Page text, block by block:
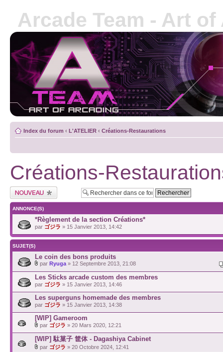
Arcade Team - Art
Index du forum ‹ L'ATELIER ‹ Créations-Restaurations
Créations-
ANNONCE(S)
*Règlement de la section Créations*
par ゴジラ » 15 Janvier 2013, 14:42
SUJET(S)
Le coin des bons produits
par Ryuga » 12 Septembre 2013, 21:08
Les Sticks arcade custom des membres
par ゴジラ » 15 Janvier 2013, 14:46
Les superguns homemade des membres
par ゴジラ » 15 Janvier 2013, 14:38
[WIP] Gameroom
par ゴジラ » 20 Mars 2020, 12:21
[WIP] 駄菓子 筐体 - Dagashiya Cabinet
par ゴジラ » 20 Octobre 2024, 12:41